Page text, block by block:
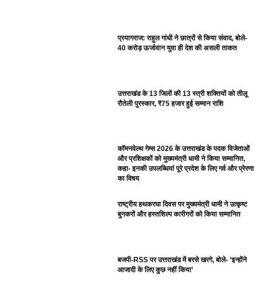
प्रयागराज: राहुल गांधी ने छात्रों से किया संवाद, बोले-
40 करोड़ ऊर्जावान युवा ही देश की असली ताकत
उत्तराखंड के 13 जिलों की 13 स्त्री शक्तियों को तीलू
रौतेली पुरस्कार, ₹75 हजार हुई सम्मान राशि
कॉमनवेल्थ गेम्स 2026 के उत्तराखंड के पदक विजेताओं
और प्रशिक्षकों को मुख्यमंत्री धामी ने किया सम्मानित,
कहा- इनकी उपलब्धियां पूरे प्रदेश के लिए गर्व और प्रेरणा
का विषय
राष्ट्रीय हथकरघा दिवस पर मुख्यमंत्री धामी ने उत्कृष्ट
बुनकरों और हस्तशिल्प कारीगरों को किया सम्मानित
बजपी-RSS पर उत्तराखंड में बरसे खरगे, बोले- ‘इन्होंने
आजादी के लिए कुछ नहीं किया’